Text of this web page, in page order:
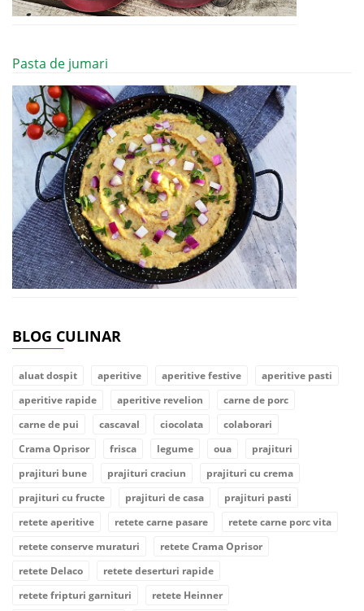
Pasta de jumari
BLOG CULINAR
aluat dospit aperitive aperitive festive
aperitive pasti
aperitive rapide
aperitive revelion
carne de porc
carne de pui
cascaval ciocolata
colaborari
Crama Oprisor
frisca legume oua
prajituri
prajituri bune
prajituri craciun
prajituri cu crema
prajituri cu fructe
prajituri de casa
prajituri pasti
retete aperitive
retete carne pasare
retete carne porc vita
retete conserve muraturi
retete Crama Oprisor
retete Delaco
retete deserturi rapide
retete fripturi garnituri
retete Heinner